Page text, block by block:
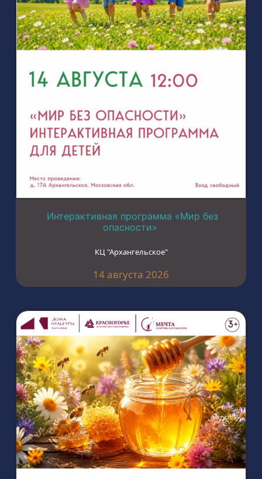
Интерактивная программа «Мир без
опасности»
КЦ "Архангельское"
14 августа 2026